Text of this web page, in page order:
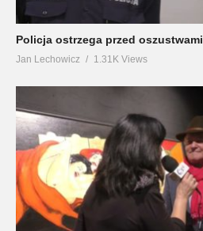
Policja ostrzega przed oszustwami
Jan Lechowicz 1.31K Views